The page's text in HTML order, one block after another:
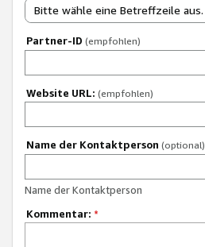
Bitte wähle eine Betreffzeile aus.
Partner-ID (empfohlen)
Website URL: (empfohlen)
Name der Kontaktperson (optional)
Name der Kontaktperson
Kommentar: *